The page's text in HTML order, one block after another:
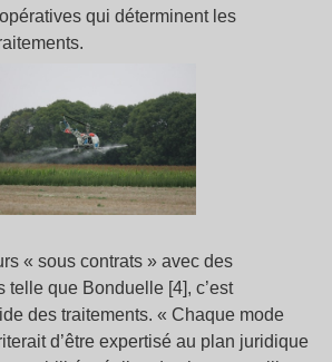
qui déterminent les
« sous contrats » avec des
telle que Bonduelle [4], c’est
des traitements. « Chaque mode
d’être expertisé au plan juridique